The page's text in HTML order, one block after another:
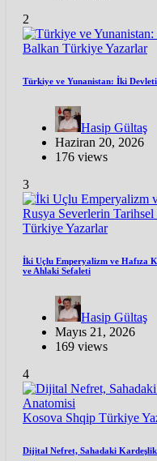
2
Balkan TürkiyeYazarlar
Türkiye ve Yunanistan: İki
Hasip Gültaş
Haziran 20, 2026
176 views
3
TürkiyeYazarlar
İki Uçlu Emperyalizm ve Hafıza
ve Ahlaki Sefaleti
Hasip Gültaş
Mayıs 21, 2026
169 views
4
Kosova Shqip Türkiye
Dijital Nefret, Sahadaki